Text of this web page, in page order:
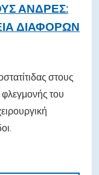
ΆΝΔΡΕΣ:
ΔΙΑΦΌΡΩΝ
στους
φλεγμονής του